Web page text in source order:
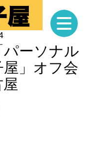
パーソナル
屋」オフ会
屋